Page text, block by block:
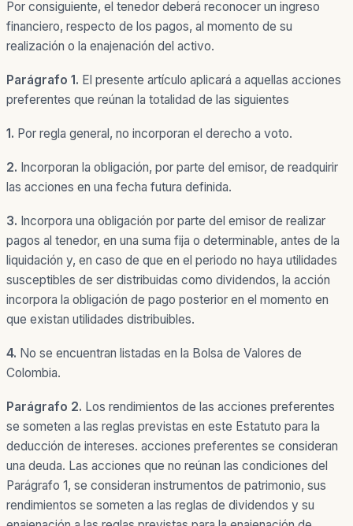
Por consiguiente, el tenedor deberá reconocer un ingreso
financiero, respecto de los pagos, al momento de su
realización o la enajenación del activo.
Parágrafo 1. El presente artículo aplicará a aquellas acciones
preferentes que reúnan la totalidad de las siguientes
1. Por regla general, no incorporan el derecho a voto.
2. Incorporan la obligación, por parte del emisor, de readquirir
las acciones en una fecha futura definida.
3. Incorpora una obligación por parte del emisor de realizar
pagos al tenedor, en una suma fija o determinable, antes de la
liquidación y, en caso de que en el periodo no haya utilidades
susceptibles de ser distribuidas como dividendos, la acción
incorpora la obligación de pago posterior en el momento en
que existan utilidades distribuibles.
4. No se encuentran listadas en la Bolsa de Valores de
Colombia.
Parágrafo 2. Los rendimientos de las acciones preferentes
se someten a las reglas previstas en este Estatuto para la
deducción de intereses. acciones preferentes se consideran
una deuda. Las acciones que no reúnan las condiciones del
Parágrafo 1, se consideran instrumentos de patrimonio, sus
rendimientos se someten a las reglas de dividendos y su